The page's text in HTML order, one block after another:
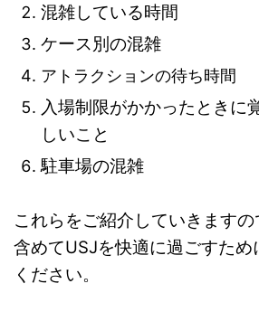
混雑している時間
ケース別の混雑
アトラクションの待ち時間
入場制限がかかったときに
しいこと
駐車場の混雑
これらをご紹介していきます
含めてUSJを快適に過ごすため
ください。